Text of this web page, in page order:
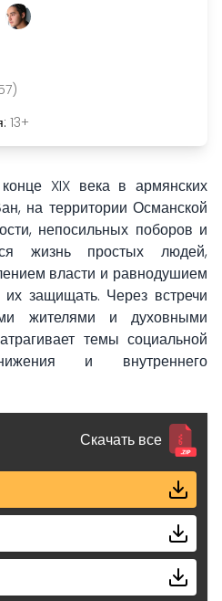
13+
XIX века в армянских
на территории Османской
непосильных поборов и
жизнь простых людей,
власти и равнодушием
защищать. Через встречи
жителями и духовными
темы социальной
и внутреннего
Скачать все